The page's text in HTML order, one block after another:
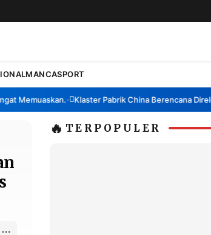
MANCASPORT
Memuaskan.• Klaster Pabrik China Berencana
🔥 TERPOPULER